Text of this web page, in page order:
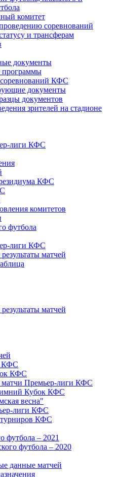
комитет
соревнований
и трансферам
документы
программы
КФС
документы
документов
зрителей на стадионе
лиги КФС
КФС
комитетов
футбола
лиги КФС
матчей
матчей
КФС
КФС
матчи Премьер-лиги КФС
Кубок КФС
весна"
лиги КФС
КФС
футбола – 2021
футбола – 2020
данные матчей